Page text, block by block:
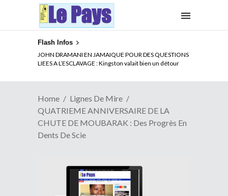
Flash Infos
JOHN DRAMANI EN JAMAIQUE POUR DES QUESTIONS
LIEES A L’ESCLAVAGE : Kingston valait bien un détour
ELECTION DE TALON A LA TETE DU SENAT BENINOIS :
Quand Patrice quitte le pouvoir sans partir !
Home
Lignes De Mire
QUATRIEME ANNIVERSAIRE DE LA
CHUTE DE MOUBARAK : Des Progrès En
Dents De Scie